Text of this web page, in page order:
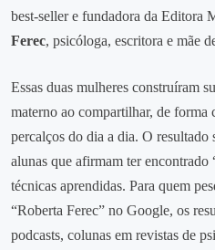
best‑seller e fundadora da Editora
Ferec, psicóloga, escritora e mãe
Essas duas mulheres construíram
materno ao compartilhar, de forma
percalços do dia a dia. O resultado
alunas que afirmam ter encontrado
técnicas aprendidas. Para quem
“Roberta Ferec” no Google, os
podcasts, colunas em revistas de